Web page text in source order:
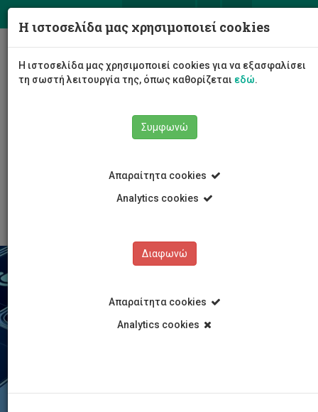
Σχολή Επικοινωνίας και Μέσων Ενημέρωσης
Προγράμματα Σπουδών
Προγράμματα ανταλλαγής φοιτητών
Φοιτητές από το εξωτερικό
Η ιστοσελίδα μας χρησιμοποιεί cookies
Η ιστοσελίδα μας χρησιμοποιεί cookies για να εξασφαλίσει
τη σωστή λειτουργία της, όπως καθορίζεται εδώ.
Συμφωνώ
Απαραίτητα cookies
Analytics cookies
Διαφωνώ
Απαραίτητα cookies
Analytics cookies